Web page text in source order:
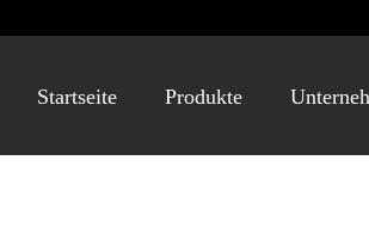
Startseite Produkte